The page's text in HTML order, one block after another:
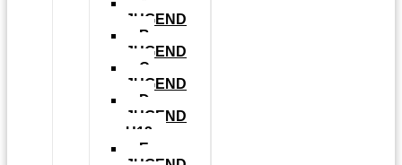
A-
JUGEND
B-
JUGEND
C-
JUGEND
D-
JUGEND
U13
E-